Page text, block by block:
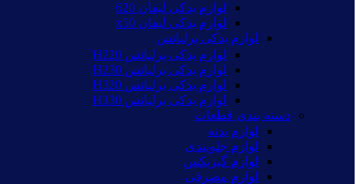
لوازم یدکی لیفان 620
لوازم یدکی لیفان x50
لوازم یدکی برلیانس
لوازم یدکی برلیانس H220
لوازم یدکی برلیانس H230
لوازم یدکی برلیانس H320
لوازم یدکی برلیانس H330
دسته بندی قطعات
لوازم بدنه
لوازم جلوبندی
لوازم گیربکس
لوازم مصرفی